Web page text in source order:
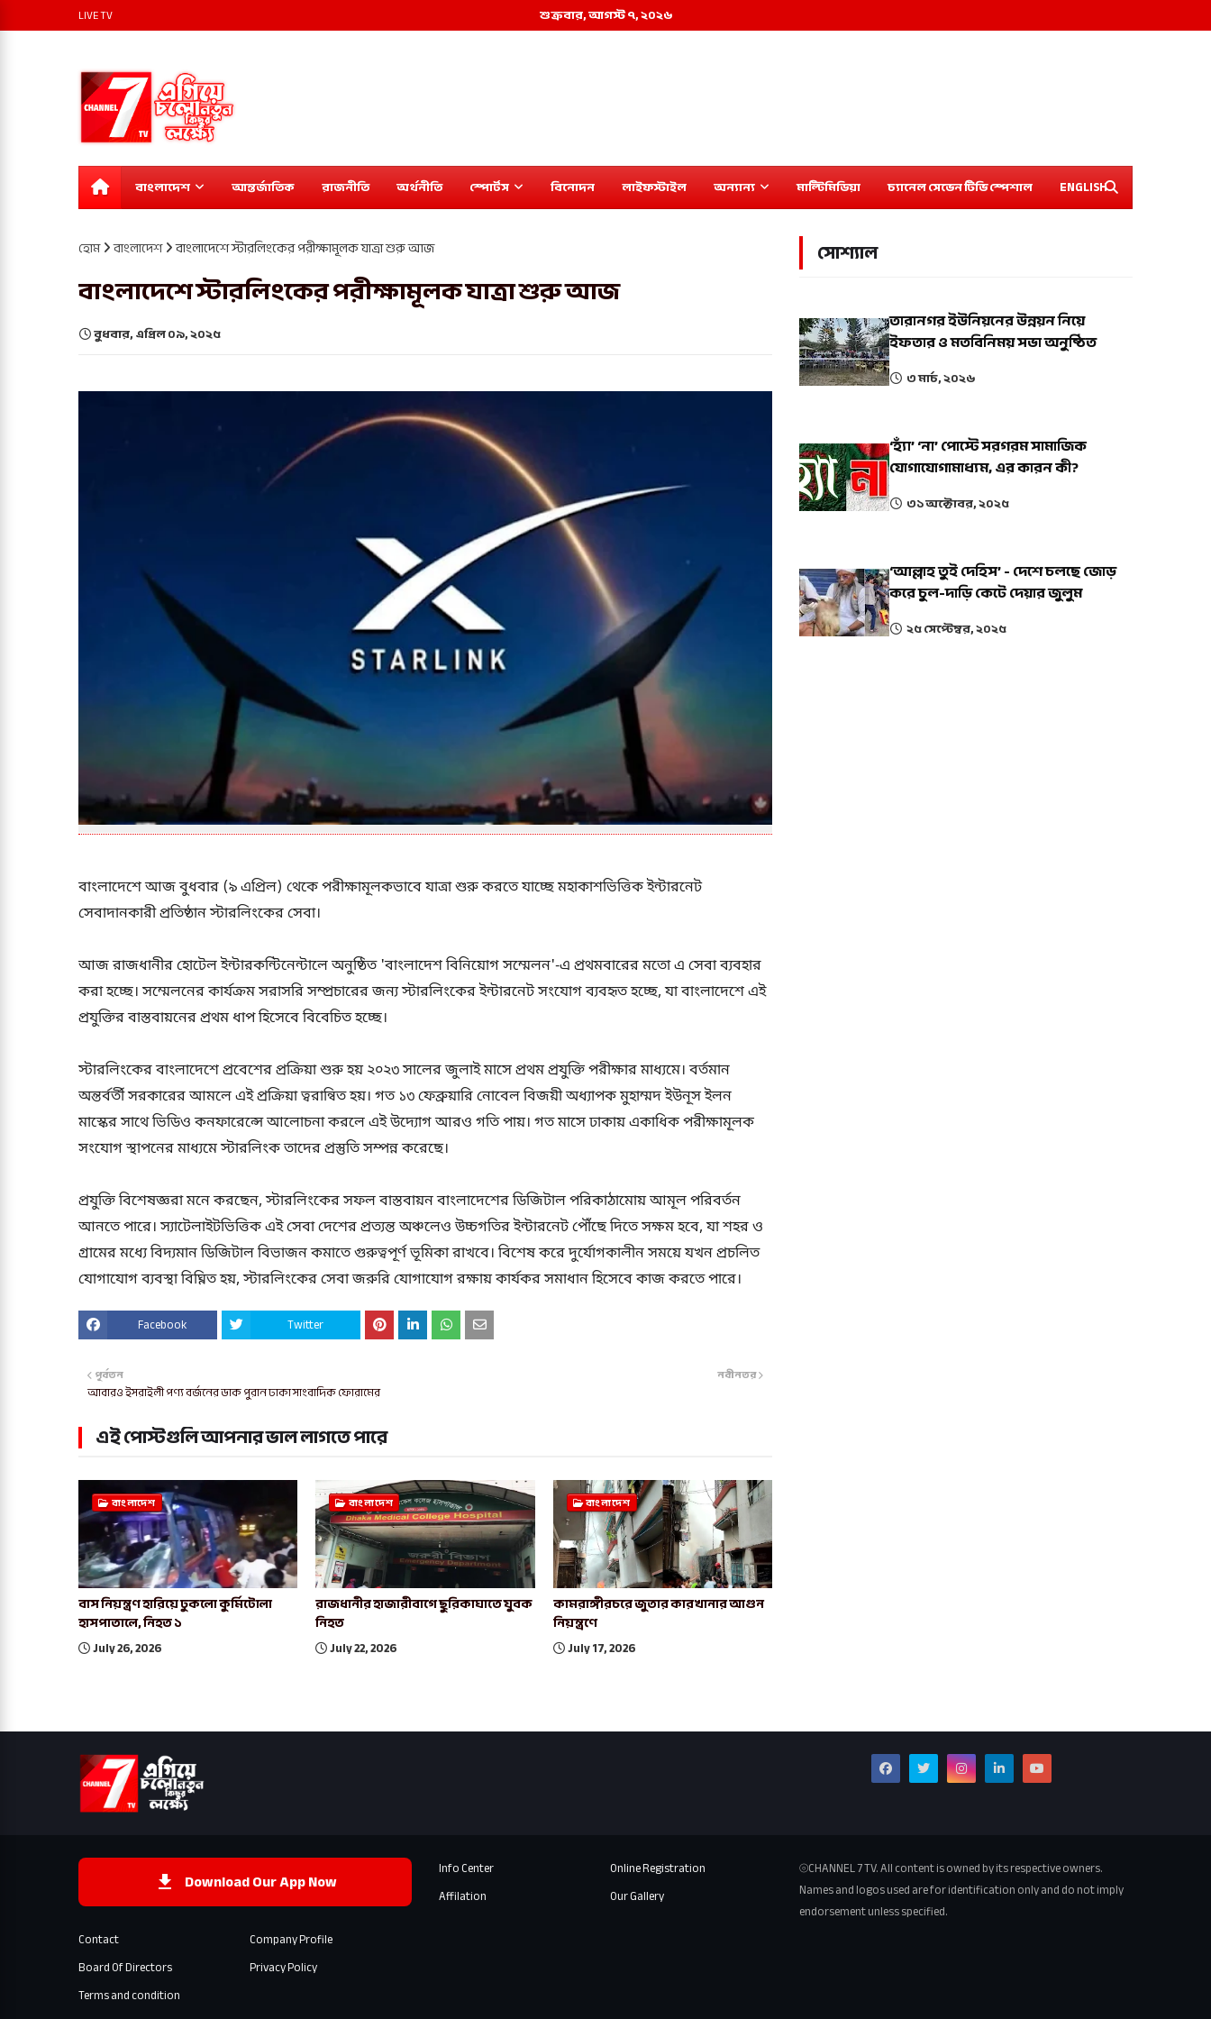
শুক্রবার, আগস্ট ৭, ২০২৬
LIVE TV
বাংলাদেশ আন্তর্জাতিক রাজনীতি অর্থনীতি স্পোর্টস বিনোদন লাইফস্টাইল অন্যান্য মাল্টিমিডিয়া চ্যানেল সেভেন টিভি স্পেশাল ENGLISH
হোম বাংলাদেশ বাংলাদেশে স্টারলিংকের পরীক্ষামূলক যাত্রা শুরু আজ
বাংলাদেশে স্টারলিংকের পরীক্ষামূলক যাত্রা শুরু আজ
বুধবার, এপ্রিল ০৯, ২০২৫
বাংলাদেশে আজ বুধবার (৯ এপ্রিল) থেকে পরীক্ষামূলকভাবে যাত্রা শুরু করতে যাচ্ছে মহাকাশভিত্তিক ইন্টারনেট
সেবাদানকারী প্রতিষ্ঠান স্টারলিংকের সেবা।
আজ রাজধানীর হোটেল ইন্টারকন্টিনেন্টালে অনুষ্ঠিত 'বাংলাদেশ বিনিয়োগ সম্মেলন'-এ প্রথমবারের মতো এ সেবা ব্যবহার
করা হচ্ছে। সম্মেলনের কার্যক্রম সরাসরি সম্প্রচারের জন্য স্টারলিংকের ইন্টারনেট সংযোগ ব্যবহৃত হচ্ছে, যা বাংলাদেশে এই
প্রযুক্তির বাস্তবায়নের প্রথম ধাপ হিসেবে বিবেচিত হচ্ছে।
স্টারলিংকের বাংলাদেশে প্রবেশের প্রক্রিয়া শুরু হয় ২০২৩ সালের জুলাই মাসে প্রথম প্রযুক্তি পরীক্ষার মাধ্যমে। বর্তমান
অন্তর্বর্তী সরকারের আমলে এই প্রক্রিয়া ত্বরান্বিত হয়। গত ১৩ ফেব্রুয়ারি নোবেল বিজয়ী অধ্যাপক মুহাম্মদ ইউনূস ইলন
মাস্কের সাথে ভিডিও কনফারেন্সে আলোচনা করলে এই উদ্যোগ আরও গতি পায়। গত মাসে ঢাকায় একাধিক পরীক্ষামূলক
সংযোগ স্থাপনের মাধ্যমে স্টারলিংক তাদের প্রস্তুতি সম্পন্ন করেছে।
প্রযুক্তি বিশেষজ্ঞরা মনে করছেন, স্টারলিংকের সফল বাস্তবায়ন বাংলাদেশের ডিজিটাল পরিকাঠামোয় আমূল পরিবর্তন
আনতে পারে। স্যাটেলাইটভিত্তিক এই সেবা দেশের প্রত্যন্ত অঞ্চলেও উচ্চগতির ইন্টারনেট পৌঁছে দিতে সক্ষম হবে, যা শহর ও
গ্রামের মধ্যে বিদ্যমান ডিজিটাল বিভাজন কমাতে গুরুত্বপূর্ণ ভূমিকা রাখবে। বিশেষ করে দুর্যোগকালীন সময়ে যখন প্রচলিত
যোগাযোগ ব্যবস্থা বিঘ্নিত হয়, স্টারলিংকের সেবা জরুরি যোগাযোগ রক্ষায় কার্যকর সমাধান হিসেবে কাজ করতে পারে।
Facebook Twitter
নবীনতর
পূর্বতন
আবারও ইসরাইলী পণ্য বর্জনের ডাক পুরান ঢাকা সাংবাদিক ফোরামের
এই পোস্টগুলি আপনার ভাল লাগতে পারে
বাংলাদেশ
বাস নিয়ন্ত্রণ হারিয়ে ঢুকলো কুর্মিটোলা
হাসপাতালে, নিহত ১
July 26, 2026
বাংলাদেশ
রাজধানীর হাজারীবাগে ছুরিকাঘাতে যুবক
নিহত
July 22, 2026
বাংলাদেশ
কামরাঙ্গীরচরে জুতার কারখানার আগুন
নিয়ন্ত্রণে
July 17, 2026
সোশ্যাল
তারানগর ইউনিয়নের উন্নয়ন নিয়ে
ইফতার ও মতবিনিময় সভা অনুষ্ঠিত
৩ মার্চ, ২০২৬
‘হ্যাঁ’ ‘না’ পোস্টে সরগরম সামাজিক
যোগাযোগামাধ্যম, এর কারন কী?
৩১ অক্টোবর, ২০২৫
‘আল্লাহ তুই দেহিস’ - দেশে চলছে জোড়
করে চুল-দাড়ি কেটে দেয়ার জুলুম
২৫ সেপ্টেম্বর, ২০২৫
Download Our App Now
Contact
Company Profile
Board Of Directors
Privacy Policy
Terms and condition
Info Center
Online Registration
Affilation
Our Gallery
⦾CHANNEL 7 TV. All content is owned by its respective owners.
Names and logos used are for identification only and do not imply
endorsement unless specified.